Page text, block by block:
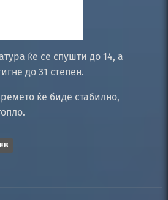
ќе се спушти до 14, а
до 31 степен.
ќе биде стабилно,